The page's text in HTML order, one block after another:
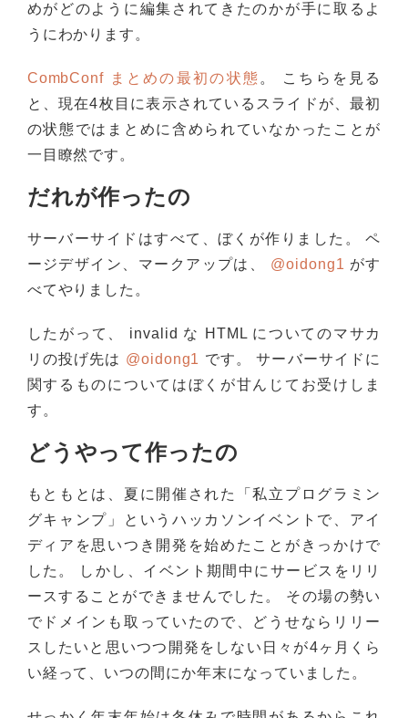
めがどのように編集されてきたのかが手に取るよ
うにわかります。
CombConf まとめの最初の状態。 こちらを見る
と、現在4枚目に表示されているスライドが、最初
の状態ではまとめに含められていなかったことが
一目瞭然です。
だれが作ったの
サーバーサイドはすべて、ぼくが作りました。 ペ
ージデザイン、マークアップは、 @oidong1 がす
べてやりました。
したがって、 invalid な HTML についてのマサカ
リの投げ先は @oidong1 です。 サーバーサイドに
関するものについてはぼくが甘んじてお受けしま
す。
どうやって作ったの
もともとは、夏に開催された「私立プログラミン
グキャンプ」というハッカソンイベントで、アイ
ディアを思いつき開発を始めたことがきっかけで
した。 しかし、イベント期間中にサービスをリリ
ースすることができませんでした。 その場の勢い
でドメインも取っていたので、どうせならリリー
スしたいと思いつつ開発をしない日々が4ヶ月くら
い経って、いつの間にか年末になっていました。